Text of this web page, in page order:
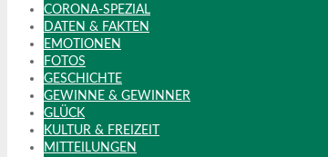
CORONA-SPEZIAL
DATEN & FAKTEN
EMOTIONEN
FOTOS
GESCHICHTE
GEWINNE & GEWINNER
GLÜCK
KULTUR & FREIZEIT
MITTEILUNGEN